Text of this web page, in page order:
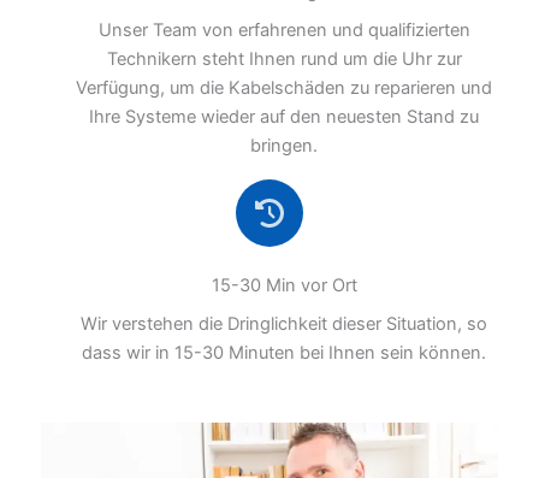
Unser Team von erfahrenen und qualifizierten
Technikern steht Ihnen rund um die Uhr zur
Verfügung, um die Kabelschäden zu reparieren und
Ihre Systeme wieder auf den neuesten Stand zu
bringen.
15-30 Min vor Ort
Wir verstehen die Dringlichkeit dieser Situation, so
dass wir in 15-30 Minuten bei Ihnen sein können.